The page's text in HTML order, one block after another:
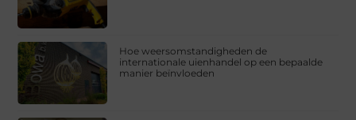
Hoe weersomstandigheden de
internationale uienhandel op een bepaalde
manier beïnvloeden